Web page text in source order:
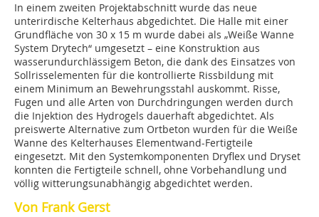
In einem zweiten Projektabschnitt wurde das neue
unterirdische Kelterhaus abgedichtet. Die Halle mit einer
Grundfläche von 30 x 15 m wurde dabei als „Weiße Wanne
System Drytech“ umgesetzt – eine Konstruktion aus
wasserundurchlässigem Beton, die dank des Einsatzes von
Sollrisselementen für die kontrollierte Rissbildung mit
einem Minimum an Bewehrungsstahl auskommt. Risse,
Fugen und alle Arten von Durchdringungen werden durch
die Injektion des Hydrogels dauerhaft abgedichtet. Als
preiswerte Alternative zum Ortbeton wurden für die Weiße
Wanne des Kelterhauses Elementwand-Fertigteile
eingesetzt. Mit den Systemkomponenten Dryflex und Dryset
konnten die Fertigteile schnell, ohne Vorbehandlung und
völlig witterungsunabhängig abgedichtet werden.
Von Frank Gerst